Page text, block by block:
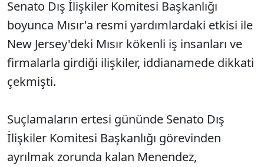
Senato Dış İlişkiler Komitesi Başkanlığı
boyunca Mısır'a resmi yardımlardaki etkisi ile
New Jersey'deki Mısır kökenli iş insanları ve
firmalarla girdiği ilişkiler, iddianamede dikkati
çekmişti.
Suçlamaların ertesi gününde Senato Dış
İlişkiler Komitesi Başkanlığı görevinden
ayrılmak zorunda kalan Menendez,